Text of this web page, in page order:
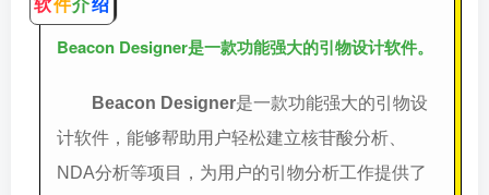
软件介绍
Beacon Designer是一款功能强大的引物设计软件。
Beacon Designer是一款功能强大的引物设
计软件，能够帮助用户轻松建立核苷酸分析、
NDA分析等项目，为用户的引物分析工作提供了